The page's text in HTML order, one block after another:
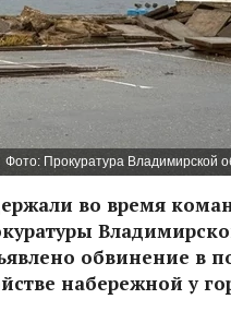
Фото: Прокуратура Владимирской
во время
обвинение в
набережной у